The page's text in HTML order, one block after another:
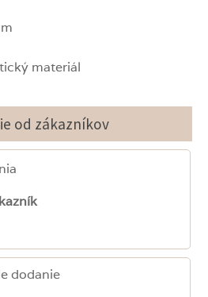
materiál
od zákazníkov
dodanie